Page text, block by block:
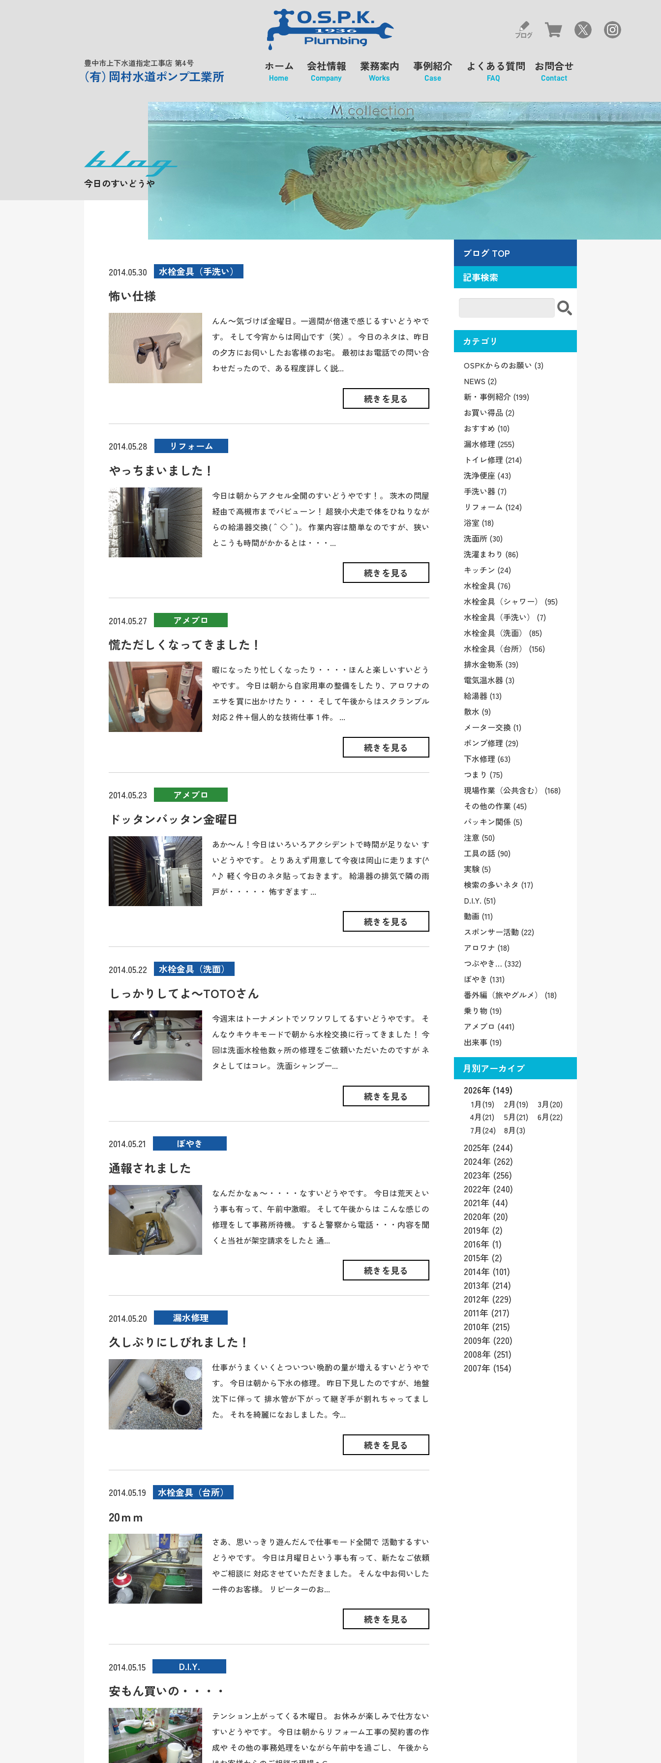
豊中市上下水道指定工事店 第4号
（有） 岡村水道ポンプ工業所
ホーム
Home
会社情報
Company
業務案内
Works
事例紹介
Case
よくある質問
FAQ
お問合せ
Contact
今日のすいどうや
ブログ TOP
記事検索
カテゴリ
OSPKからのお願い (3)
NEWS (2)
新・事例紹介 (199)
お買い得品 (2)
おすすめ (10)
漏水修理 (255)
トイレ修理 (214)
洗浄便座 (43)
手洗い器 (7)
リフォーム (124)
浴室 (18)
洗面所 (30)
洗濯まわり (86)
キッチン (24)
水栓金具 (76)
水栓金具（シャワー） (95)
水栓金具（手洗い） (7)
水栓金具（洗面） (85)
水栓金具（台所） (156)
排水金物系 (39)
電気温水器 (3)
給湯器 (13)
散水 (9)
メーター交換 (1)
ポンプ修理 (29)
下水修理 (63)
つまり (75)
現場作業（公共含む） (168)
その他の作業 (45)
パッキン関係 (5)
注意 (50)
工具の話 (90)
実験 (5)
検索の多いネタ (17)
D.I.Y. (51)
動画 (11)
スポンサー活動 (22)
アロワナ (18)
つぶやき… (332)
ぼやき (131)
番外編（旅やグルメ） (18)
乗り物 (19)
アメブロ (441)
出来事 (19)
月別アーカイブ
2026年 (149)
1月(19) 2月(19) 3月(20)
4月(21) 5月(21) 6月(22)
7月(24) 8月(3)
2025年 (244)
2024年 (262)
2023年 (256)
2022年 (240)
2021年 (44)
2020年 (20)
2019年 (2)
2016年 (1)
2015年 (2)
2014年 (101)
2013年 (214)
2012年 (229)
2011年 (217)
2010年 (215)
2009年 (220)
2008年 (251)
2007年 (154)
2014.05.30 水栓金具（手洗い）
怖い仕様
んん～気づけば金曜日。一週間が倍速で感じるすいどうやで
す。 そして今宵からは岡山です（笑）。 今日のネタは、昨日
の夕方にお伺いしたお客様のお宅。 最初はお電話での問い合
わせだったので、ある程度詳しく説...
続きを見る
2014.05.28 リフォーム
やっちまいました！
今日は朝からアクセル全開のすいどうやです！。 茨木の問屋
経由で高槻市までバビューン！ 超狭小犬走で体をひねりなが
らの給湯器交換(＾◇＾)。 作業内容は簡単なのですが、狭い
とこうも時間がかかるとは・・・...
続きを見る
2014.05.27 アメブロ
慌ただしくなってきました！
暇になったり忙しくなったり・・・・ほんと楽しいすいどう
やです。 今日は朝から自家用車の整備をしたり、アロワナの
エサを買に出かけたり・・・ そして午後からはスクランブル
対応２件+個人的な技術仕事１件。 ...
続きを見る
2014.05.23 アメブロ
ドッタンバッタン金曜日
あか～ん！今日はいろいろアクシデントで時間が足りない す
いどうやです。 とりあえず用意して今夜は岡山に走ります(^
^♪ 軽く今日のネタ貼っておきます。 給湯器の排気で隣の雨
戸が・・・・・ 怖すぎます ...
続きを見る
2014.05.22 水栓金具（洗面）
しっかりしてよ～TOTOさん
今週末はトーナメントでソワソワしてるすいどうやです。 そ
んなウキウキモードで朝から水栓交換に行ってきました！ 今
回は洗面水栓他数ヶ所の修理をご依頼いただいたのですが ネ
タとしてはコレ。 洗面シャンプー...
続きを見る
2014.05.21 ぼやき
通報されました
なんだかなぁ～・・・・なすいどうやです。 今日は荒天とい
う事も有って、午前中激暇。 そして午後からは こんな感じの
修理をして事務所待機。 すると警察から電話・・・内容を聞
くと当社が架空請求をしたと 通...
続きを見る
2014.05.20 漏水修理
久しぶりにしびれました！
仕事がうまくいくとついつい晩酌の量が増えるすいどうやで
す。 今日は朝から下水の修理。 昨日下見したのですが、地盤
沈下に伴って 排水管が下がって継ぎ手が割れちゃってまし
た。 それを綺麗になおしました。今...
続きを見る
2014.05.19 水栓金具（台所）
20ｍｍ
さあ、思いっきり遊んだんで仕事モード全開で 活動するすい
どうやです。 今日は月曜日という事も有って、新たなご依頼
やご相談に 対応させていただきました。 そんな中お伺いした
一件のお客様。 リピーターのお...
続きを見る
2014.05.15 D.I.Y.
安もん買いの・・・・
テンション上がってくる木曜日。 お休みが楽しみで仕方ない
すいどうやです。 今日は朝からリフォーム工事の契約書の作
成や その他の事務処理をいながら午前中を過ごし、 午後から